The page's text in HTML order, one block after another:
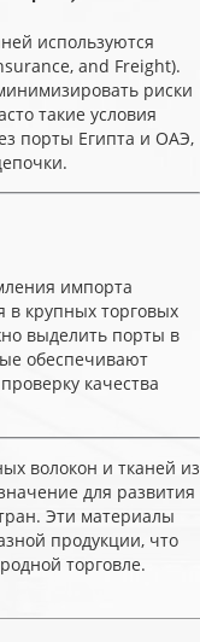
используются
and Freight).
риски
такие условия
порты Египта и ОАЭ,
импорта
в крупных торговых
выделить порты в
обеспечивают
качества
волокон и тканей из
для развития
Эти материалы
продукции, что
торговле.